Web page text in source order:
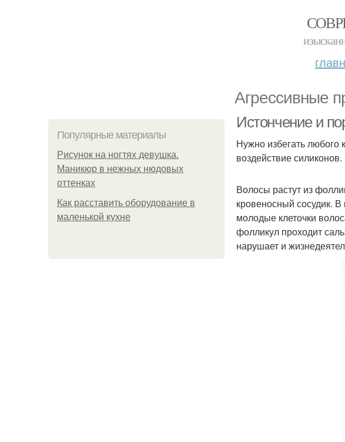
Агрессивные
Популярные материалы
Рисунок на ногтях девушка.
Маникюр в нежных нюдовых
оттенках
Как расставить оборудование в
маленькой кухне
Истончение и
Нужно избегать любого
воздействие силиконов.
Волосы растут из
кровеносный сосудик.
молодые клеточки
фолликул проходит
нарушает и